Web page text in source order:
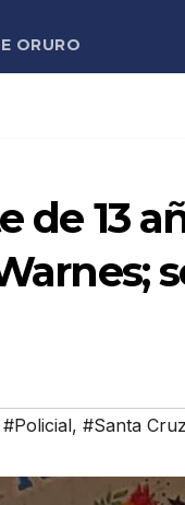
ORURO
de 13
#Policial, #Santa Cruz